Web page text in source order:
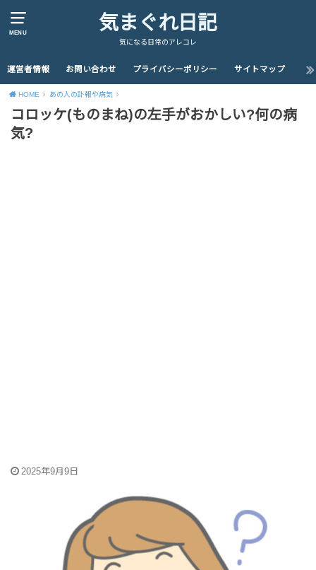
MENU 気まぐれ日記
気になる日常のアレコレ
運営者情報 お問い合わせ プライバシーポリシー サイトマップ
HOME あの人の訃報や病気
コロッケ(ものまね)の左手がおかしい?何の病
気?
2025年9月9日